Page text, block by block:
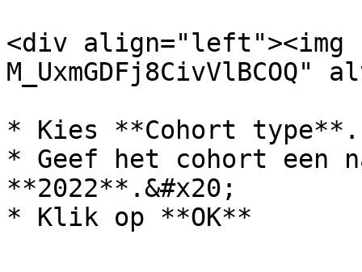
<div
* Kies **Cohort type**.
* Geef het cohort een
**2022**.&#x20;